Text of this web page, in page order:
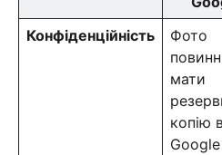
Конфіденційність
Фото
мати
копію
Google